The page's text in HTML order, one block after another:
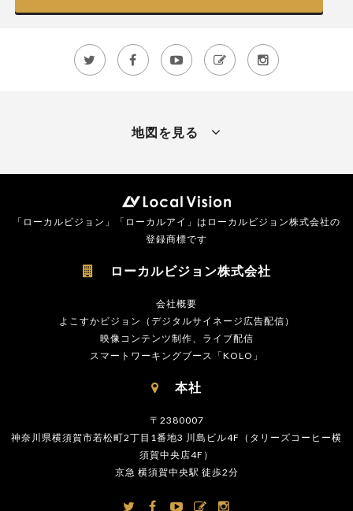
    
地図を見る
「ローカルビジョン」「ローカルアイ」はローカルビジョン株式会社の
登録商標です
 ローカルビジョン株式会社
会社概要
よこすかビジョン（デジタルサイネージ広告配信）
映像コンテンツ制作、ライブ配信
スマートワーキングブース「KOLO」
 本社
〒2380007
神奈川県横須賀市若松町2丁目1番地3 川島ビル4F（タリーズコーヒー横
須賀中央店4F）
京急 横須賀中央駅 徒歩2分
    